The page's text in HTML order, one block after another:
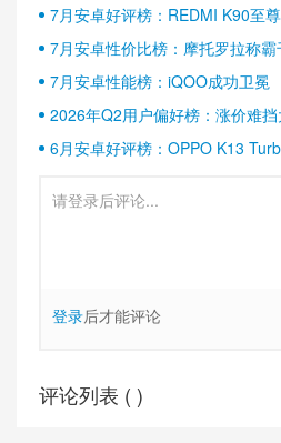
7月安卓好评榜：REDMI K90至
半壁江山
7月安卓性价比榜：摩托罗拉称
7月安卓性能榜：iQOO成功卫冕
2026年Q2用户偏好榜：涨价难
6月安卓好评榜：OPPO K13
登录后才能评论
评论列表 ( )